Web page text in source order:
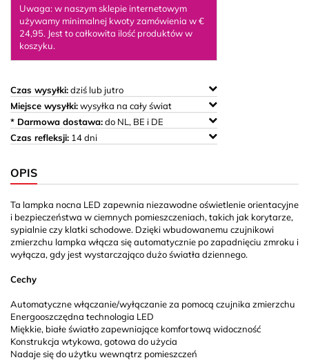
Uwaga: w naszym sklepie internetowym
używamy minimalnej kwoty zamówienia w €
24,95. Jest to całkowita ilość produktów w
koszyku.
Czas wysyłki:dziś lub jutro
Miejsce wysyłki:wysyłka na cały świat
* Darmowa dostawa:do NL, BE i DE
Czas refleksji: 14 dni
OPIS
Ta lampka nocna LED zapewnia niezawodne oświetlenie orientacyjne
i bezpieczeństwa w ciemnych pomieszczeniach, takich jak korytarze,
sypialnie czy klatki schodowe. Dzięki wbudowanemu czujnikowi
zmierzchu lampka włącza się automatycznie po zapadnięciu zmroku i
wyłącza, gdy jest wystarczająco dużo światła dziennego.
Cechy
Automatyczne włączanie/wyłączanie za pomocą czujnika zmierzchu
Energooszczędna technologia LED
Miękkie, białe światło zapewniające komfortową widoczność
Konstrukcja wtykowa, gotowa do użycia
Nadaje się do użytku wewnątrz pomieszczeń